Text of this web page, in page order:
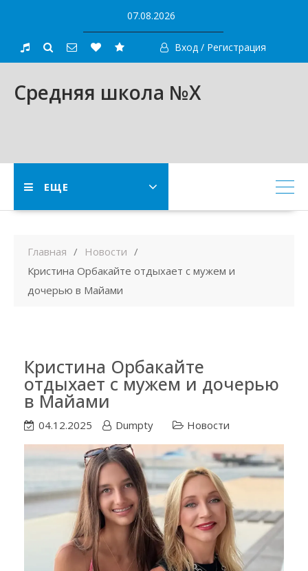
content
07.08.2026
Вход / Регистрация
Средняя школа №X
ЕЩЕ
Главная
Новости
Кристина Орбакайте отдыхает с мужем и
дочерью в Майами
Кристина Орбакайте
отдыхает с мужем и дочерью
в Майами
04.12.2025 Dumpty Новости